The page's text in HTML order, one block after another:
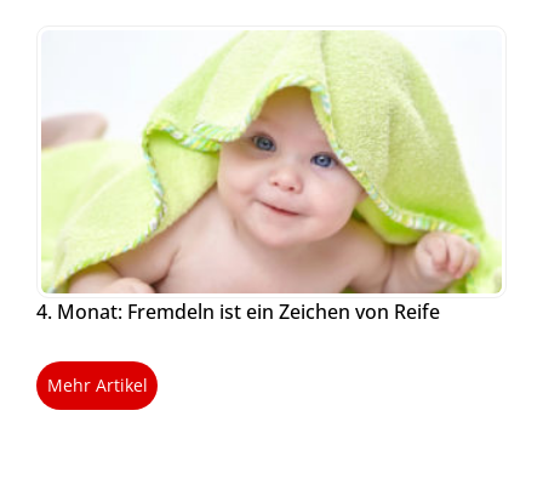
4. Monat: Fremdeln ist ein Zeichen von Reife
Mehr Artikel